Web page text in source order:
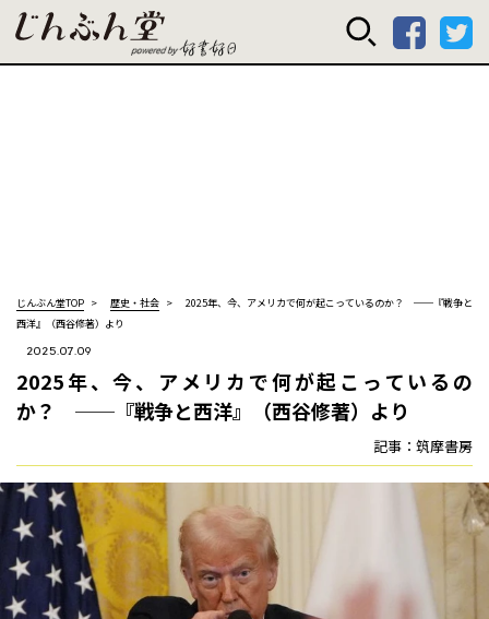
じんぶん堂
じんぶん堂TOP 歴史・社会
2025年、今、アメリカで何が起こっているのか？ ──『戦争と
西洋』（西谷修著）より
2025.07.09
2025年、今、アメリカで何が起こっているの
か？ ──『戦争と西洋』（西谷修著）より
記事：筑摩書房